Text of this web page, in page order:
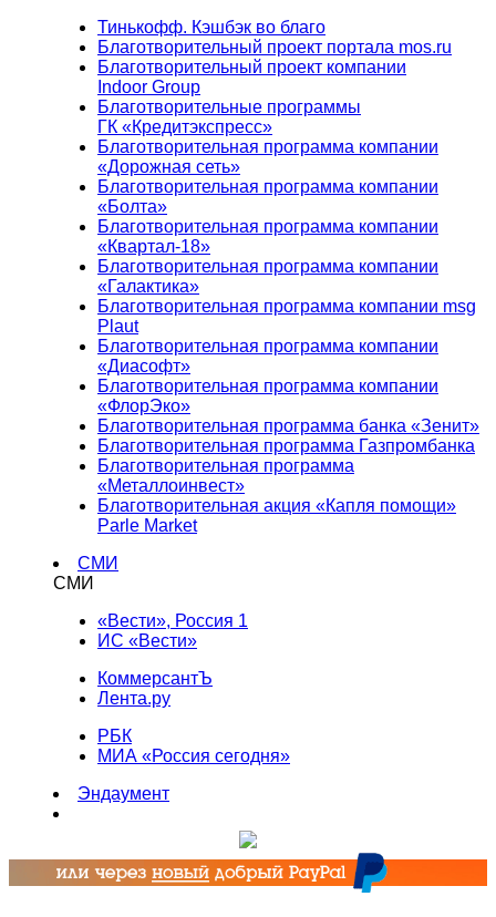
Тинькофф. Кэшбэк во благо
Благотворительный проект портала mos.ru
Благотворительный проект компании
Indoor Group
Благотворительные программы
ГК «Кредитэкспресс»
Благотворительная программа компании
«Дорожная сеть»
Благотворительная программа компании
«Болта»
Благотворительная программа компании
«Квартал-18»
Благотворительная программа компании
«Галактика»
Благотворительная программа компании msg
Plaut
Благотворительная программа компании
«Диасофт»
Благотворительная программа компании
«ФлорЭко»
Благотворительная программа банка «Зенит»
Благотворительная программа Газпромбанка
Благотворительная программа
«Металлоинвест»
Благотворительная акция «Капля помощи»
Parle Market
СМИ
СМИ
«Вести», Россия 1
ИС «Вести»
КоммерсантЪ
Лента.ру
РБК
МИА «Россия сегодня»
Эндаумент